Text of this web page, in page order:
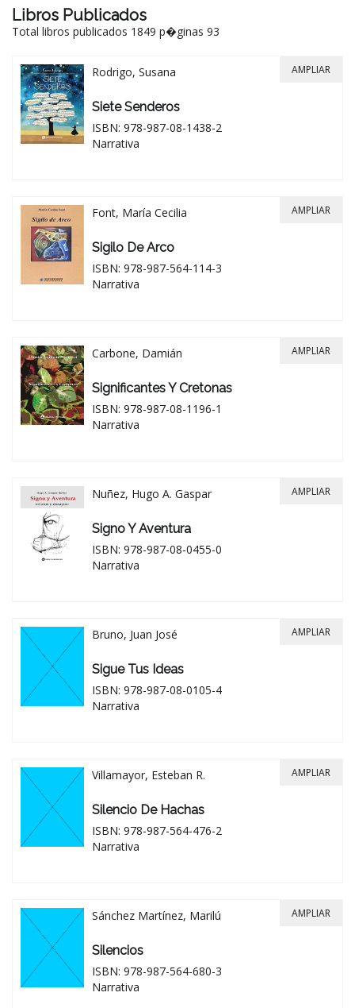
Libros Publicados
Total libros publicados 1849 p�ginas 93
Rodrigo, Susana
Siete Senderos
ISBN: 978-987-08-1438-2
Narrativa
AMPLIAR
Font, María Cecilia
Sigilo De Arco
ISBN: 978-987-564-114-3
Narrativa
AMPLIAR
Carbone, Damián
Significantes Y Cretonas
ISBN: 978-987-08-1196-1
Narrativa
AMPLIAR
Nuñez, Hugo A. Gaspar
Signo Y Aventura
ISBN: 978-987-08-0455-0
Narrativa
AMPLIAR
Bruno, Juan José
Sigue Tus Ideas
ISBN: 978-987-08-0105-4
Narrativa
AMPLIAR
Villamayor, Esteban R.
Silencio De Hachas
ISBN: 978-987-564-476-2
Narrativa
AMPLIAR
Sánchez Martínez, Marilú
Silencios
ISBN: 978-987-564-680-3
Narrativa
AMPLIAR